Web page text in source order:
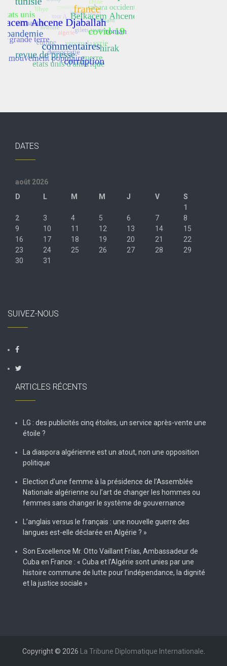
DATES
août 2026
D
L M M J V
S
1
2
3 4 5 6 7
8
9
10 11 12 13 14
15
16
17 18 19 20 21
22
23
24 25 26 27 28
29
30
31
SUIVEZ-NOUS
ARTICLES RÉCENTS
LG : des publicités cinq étoiles, un service après-vente une
étoile ?
La diaspora algérienne est un atout, non une opposition
politique
Election d’une femme à la présidence de l’Assemblée
Nationale algérienne ou l’art de changer les hommes ou
femmes sans changer le système de gouvernance
L’anglais versus le français : une nouvelle guerre des
langues est-elle déclarée en Algérie ? »
Son Excellence Mr. Otto Vaillant Frías, Ambassadeur de
Cuba en France : « Cuba et l’Algérie sont unies par une
histoire commune de lutte pour l’indépendance, la dignité
et la justice sociale »
Copyright © 2026 La Tribune Diplomatique Internationale